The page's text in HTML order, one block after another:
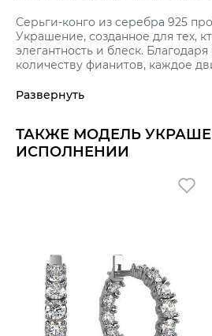
Серьги-конго из серебра 925
Украшение, созданное для тех,
элегантность и блеск.
количеству фианитов, каждое
эффект.Современный дизайн
Развернуть
ТАКЖЕ МОДЕЛЬ
ИСПОЛНЕНИИ